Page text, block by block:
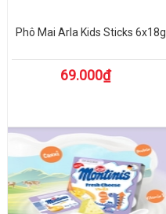
Phô Mai Arla Kids Sticks 6x18g
69.000₫